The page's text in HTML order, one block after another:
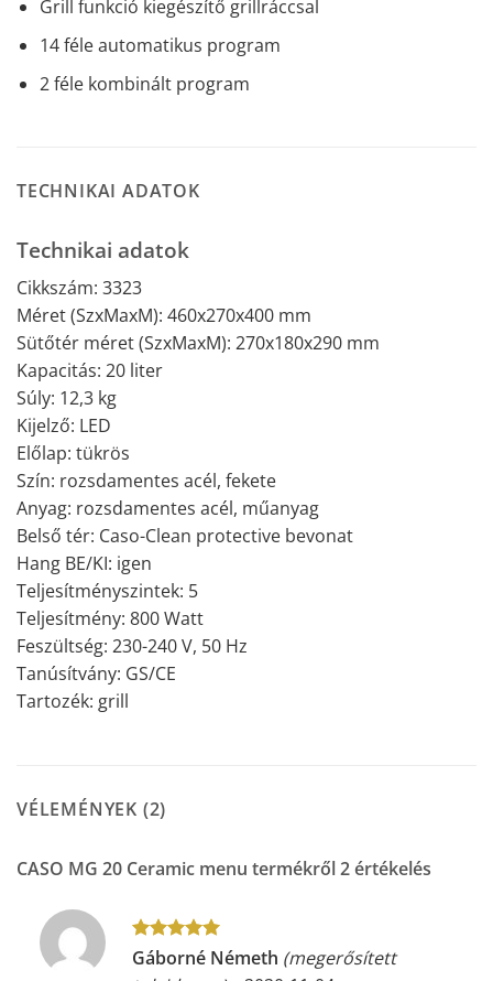
Grill funkció kiegészítő grillráccsal
14 féle automatikus program
2 féle kombinált program
TECHNIKAI ADATOK
Technikai adatok
Cikkszám: 3323
Méret (SzxMaxM): 460x270x400 mm
Sütőtér méret (SzxMaxM): 270x180x290 mm
Kapacitás: 20 liter
Súly: 12,3 kg
Kijelző: LED
Előlap: tükrös
Szín: rozsdamentes acél, fekete
Anyag: rozsdamentes acél, műanyag
Belső tér: Caso-Clean protective bevonat
Hang BE/KI: igen
Teljesítményszintek: 5
Teljesítmény: 800 Watt
Feszültség: 230-240 V, 50 Hz
Tanúsítvány: GS/CE
Tartozék: grill
VÉLEMÉNYEK (2)
CASO MG 20 Ceramic menu termékről 2 értékelés
Értékelés: 5
Gáborné Németh (megerősített